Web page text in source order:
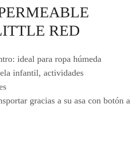
RED
ideal para ropa húmeda
infantil, actividades
gracias a su asa con botón a